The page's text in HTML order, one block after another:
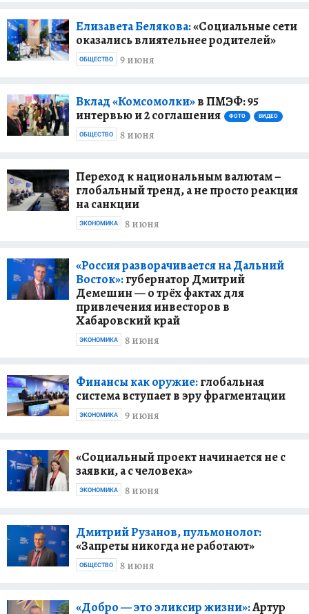
Елизавета Белякова:«Социальные сети
оказались влиятельнее родителей»
9 июня
ОБЩЕСТВО
Вклад «Комсомолки»в ПМЭФ: 95
интервью и 2 соглашения
ФОТО ВИДЕО
8 июня
ОБЩЕСТВО
Переход к национальным валютам –
глобальный тренд, а не просто реакция
на санкции
8 июня
ЭКОНОМИКА
«Россия разворачивается на Дальний
Восток»:губернатор Дмитрий
Демешин — о трёх фактах для
привлечения инвесторов в
Хабаровский край
8 июня
ЭКОНОМИКА
Финансы как оружие:глобальная
система вступает в эру фрагментации
9 июня
ЭКОНОМИКА
«Социальный проект начинается не с
заявки, а с человека»
8 июня
ЭКОНОМИКА
Дмитрий Рузанов, пульмонолог:
«Запреты никогда не работают»
8 июня
ОБЩЕСТВО
«Добро — это эликсир жизни»:Артур